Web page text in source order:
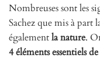
Nombreuses sont les
Sachez que mis à part
égalementla nature.
4 éléments essentiels